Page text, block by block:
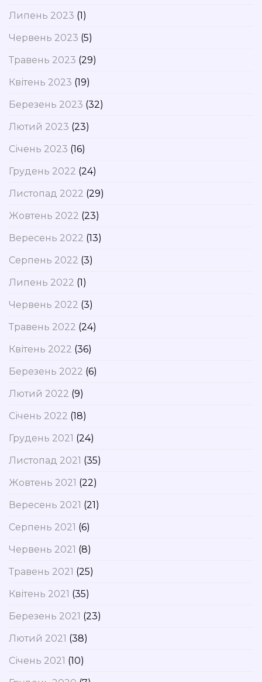
Липень 2023 (1)
Червень 2023 (5)
Травень 2023 (29)
Квітень 2023 (19)
Березень 2023 (32)
Лютий 2023 (23)
Січень 2023 (16)
Грудень 2022 (24)
Листопад 2022 (29)
Жовтень 2022 (23)
Вересень 2022 (13)
Серпень 2022 (3)
Липень 2022 (1)
Червень 2022 (3)
Травень 2022 (24)
Квітень 2022 (36)
Березень 2022 (6)
Лютий 2022 (9)
Січень 2022 (18)
Грудень 2021 (24)
Листопад 2021 (35)
Жовтень 2021 (22)
Вересень 2021 (21)
Серпень 2021 (6)
Червень 2021 (8)
Травень 2021 (25)
Квітень 2021 (35)
Березень 2021 (23)
Лютий 2021 (38)
Січень 2021 (10)